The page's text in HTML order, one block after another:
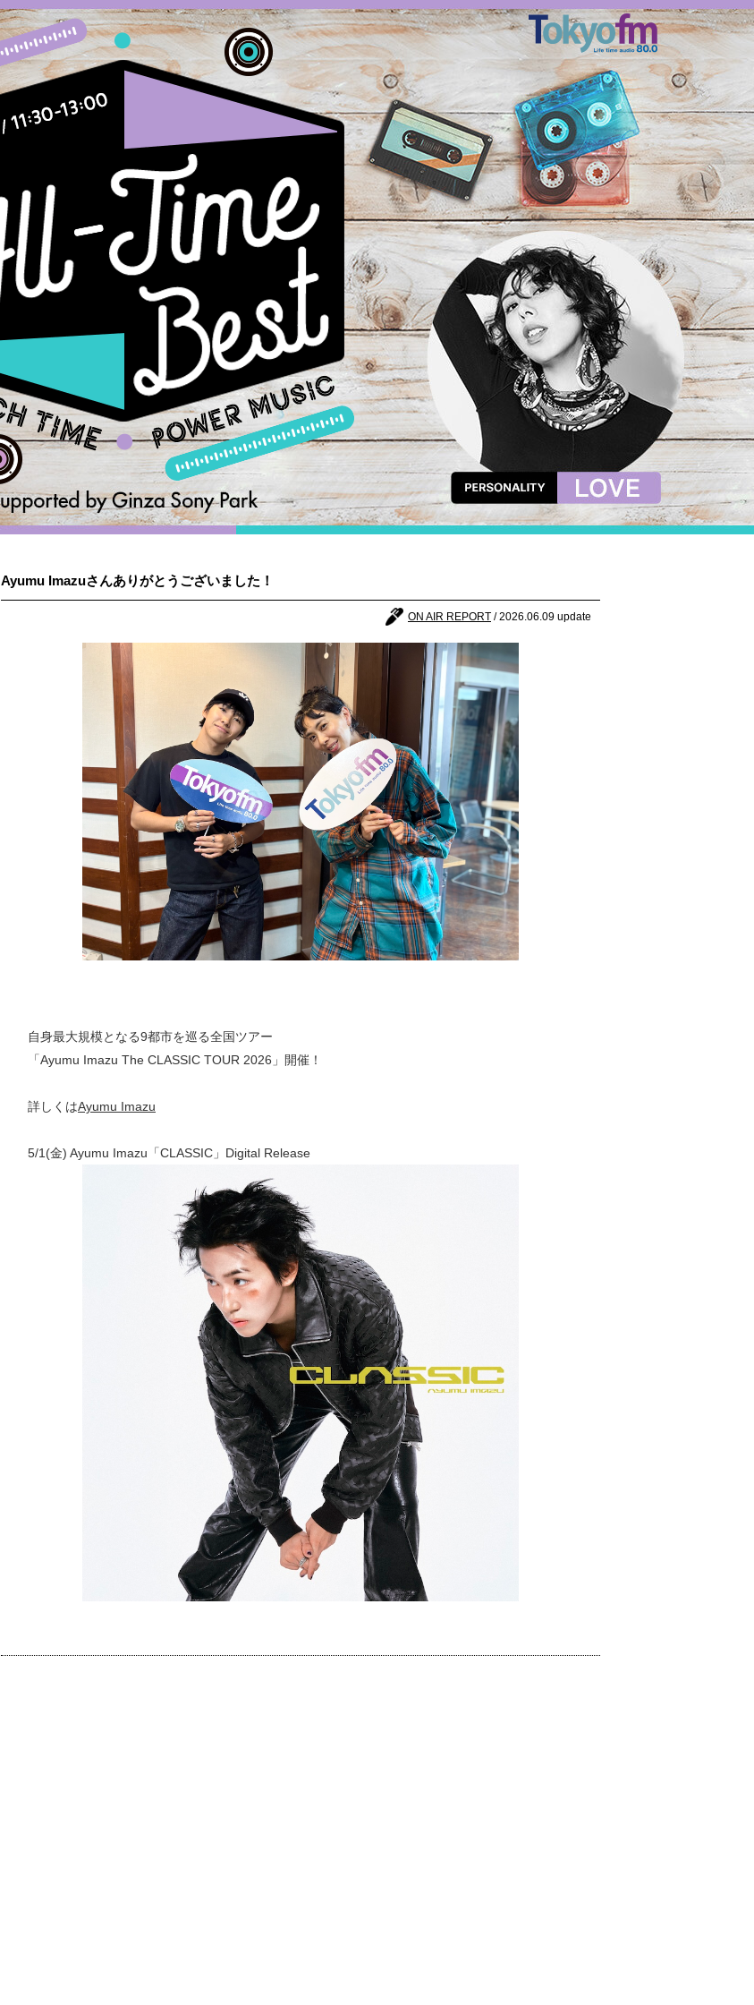
Ayumu Imazuさんありがとうございました！
ON AIR REPORT / 2026.06.09 update
自身最大規模となる9都市を巡る全国ツアー
「Ayumu Imazu The CLASSIC TOUR 2026」開催！
詳しくはAyumu Imazu
5/1(金) Ayumu Imazu「CLASSIC」Digital Release